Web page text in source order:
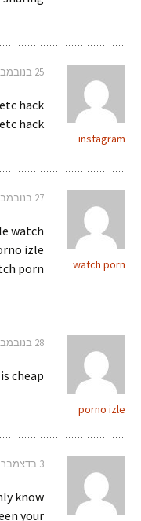
instagram
25 בנובמבר 2019 בשעה 5:06
hack
hack
watch porn
27 בנובמבר 2019 בשעה 3:45
watch
izle
porn
porno izle
28 בנובמבר 2019 בשעה 2:11
cheap
3 בדצמבר 2019 בשעה 9:22
know
your